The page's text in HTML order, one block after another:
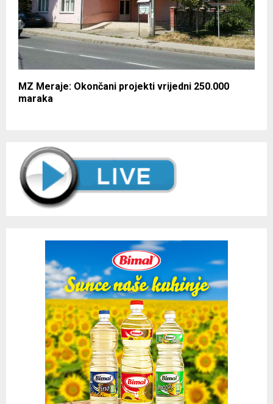
MZ Meraje: Okončani projekti vrijedni 250.000
maraka